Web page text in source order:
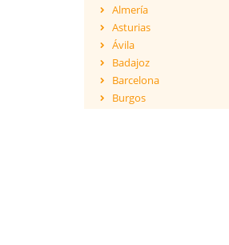
Almería
Asturias
Ávila
Badajoz
Barcelona
Burgos